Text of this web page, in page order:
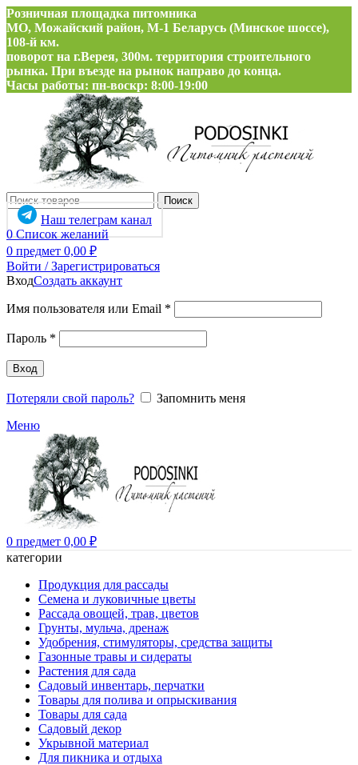
Розничная площадка питомника
МО, Можайский район, М-1 Беларусь (Минское шоссе),
108-й км.
поворот на г.Верея, 300м. территория строительного
рынка. При въезде на рынок направо до конца.
Часы работы: пн-воскр: 8:00-19:00
Поиск
Наш телеграм канал
0 Список желаний
0 предмет 0,00 ₽
Войти / Зарегистрироваться
ВходСоздать аккаунт
Имя пользователя или Email *
Пароль *
Вход
Потеряли свой пароль?
Запомнить меня
Меню
0 предмет 0,00 ₽
категории
Продукция для рассады
Семена и луковичные цветы
Рассада овощей, трав, цветов
Грунты, мульча, дренаж
Удобрения, стимуляторы, средства защиты
Газонные травы и сидераты
Растения для сада
Садовый инвентарь, перчатки
Товары для полива и опрыскивания
Товары для сада
Садовый декор
Укрывной материал
Для пикника и отдыха